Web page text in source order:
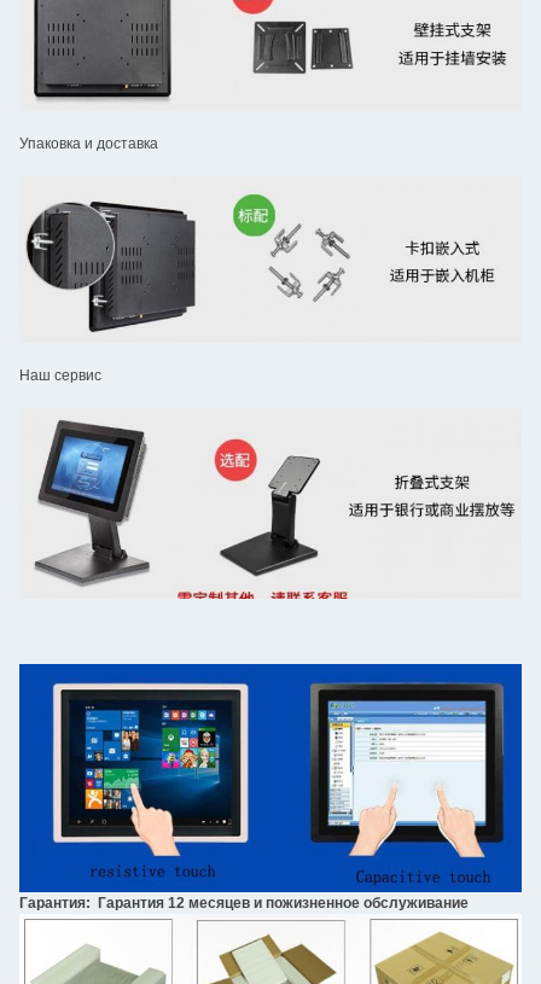
Упаковка и доставка
Наш сервис
Гарантия: Гарантия 12 месяцев и пожизненное обслуживание